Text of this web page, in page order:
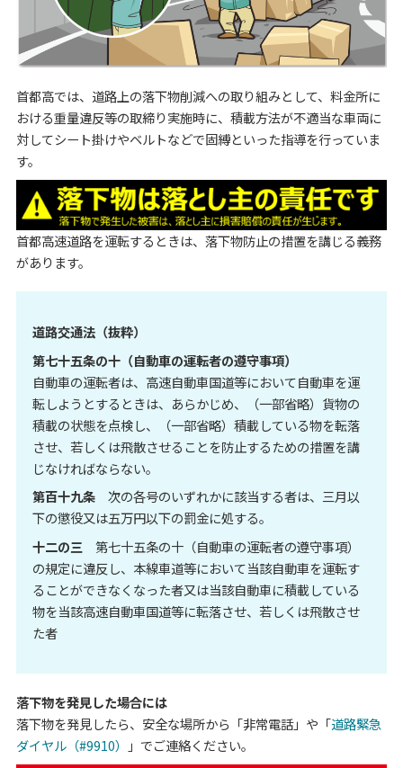
首都高では、道路上の落下物削減への取り組みとして、料金所に
おける重量違反等の取締り実施時に、積載方法が不適当な車両に
対してシート掛けやベルトなどで固縛といった指導を行っていま
す。
首都高速道路を運転するときは、落下物防止の措置を講じる義務
があります。
道路交通法（抜粋）
第七十五条の十（自動車の運転者の遵守事項）
自動車の運転者は、高速自動車国道等において自動車を運
転しようとするときは、あらかじめ、（一部省略）貨物の
積載の状態を点検し、（一部省略）積載している物を転落
させ、若しくは飛散させることを防止するための措置を講
じなければならない。
第百十九条 次の各号のいずれかに該当する者は、三月以
下の懲役又は五万円以下の罰金に処する。
十二の三 第七十五条の十（自動車の運転者の遵守事項）
の規定に違反し、本線車道等において当該自動車を運転す
ることができなくなった者又は当該自動車に積載している
物を当該高速自動車国道等に転落させ、若しくは飛散させ
た者
落下物を発見した場合には
落下物を発見したら、安全な場所から「非常電話」や「道路緊急
ダイヤル（#9910）
」でご連絡ください。